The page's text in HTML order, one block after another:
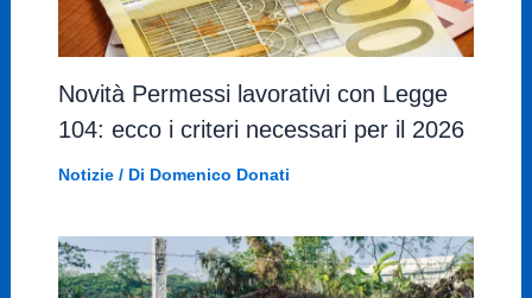
Novità Permessi lavorativi con Legge
104: ecco i criteri necessari per il 2026
Notizie/ Di Domenico Donati